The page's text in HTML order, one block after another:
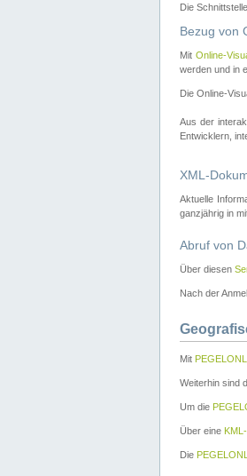
Die
Bezug von
MitOnline-
werden und in
Die Online-
Aus der
Entwicklern,
XML-
Aktuelle
ganzjährig in
Abruf von
Über diesen
Nach der
Mit
Weiterhin sind
Um die
Über eine
Die